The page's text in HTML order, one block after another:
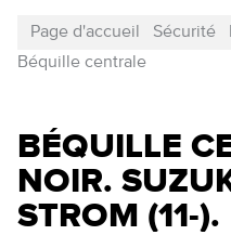
Page d'accueil Sécurité
Béquille centrale
BÉQUILLE
NOIR.
STROM (11-).